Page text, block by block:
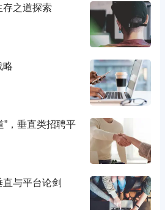
存之道探索
略
”，垂直类招聘平
直与平台论剑